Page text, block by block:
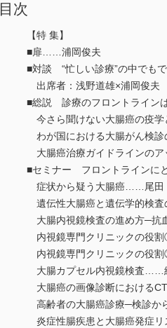
目次
【特 集】
■扉……浦岡俊夫
■対談 “忙しい診療”の中でも
出席者：浅野道雄×浦岡俊夫
■総説 診療のフロントライン
今さら聞けない大腸癌の疫
わが国における大腸がん検
大腸癌治療ガイドラインの
■セミナー フロントラインに
症状から疑う大腸癌……尾
遺伝性大腸癌と遺伝学的検
大腸内視鏡検査の進め方─
内視鏡専門クリニックの
内視鏡専門クリニックの役
大腸カプセル内視鏡検査……
大腸癌の画像診断における
高齢者の大腸癌診療─検診
炎症性腸疾患と大腸癌発症